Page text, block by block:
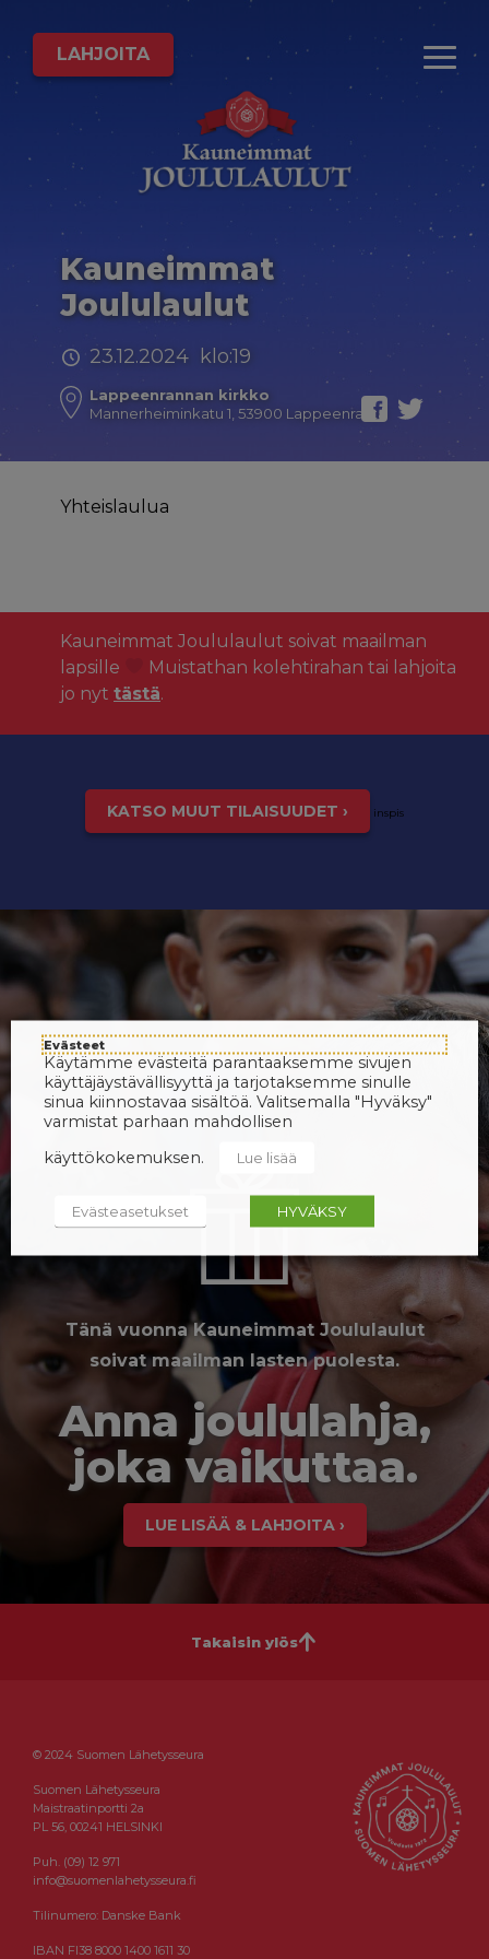
LAHJOITA
Kauneimmat
Joululaulut
23.12.2024 klo:19
Lappeenrannan kirkko
Mannerheiminkatu 1, 53900 Lappeenranta
Yhteislaulua
Kauneimmat Joululaulut soivat maailman
lapsille
Muistathan kolehtirahan tai lahjoita
jo nyt tästä.
KATSO MUUT TILAISUUDET › inspis
Tänä vuonna Kauneimmat Joululaulut
soivat maailman lasten puolesta.
Anna joululahja,
joka vaikuttaa.
LUE LISÄÄ & LAHJOITA ›
Takaisin ylös
© 2024 Suomen Lähetysseura
Suomen Lähetysseura
Maistraatinportti 2a
PL 56, 00241 HELSINKI
Puh. (09) 12 971
info@suomenlahetysseura.fi
Tilinumero: Danske Bank
IBAN FI38 8000 1400 1611 30
Evästeet
Käytämme evästeitä parantaaksemme sivujen
käyttäjäystävällisyyttä ja tarjotaksemme sinulle
sinua kiinnostavaa sisältöä. Valitsemalla "Hyväksy"
varmistat parhaan mahdollisen
käyttökokemuksen.
Lue lisää
Evästeasetukset HYVÄKSY